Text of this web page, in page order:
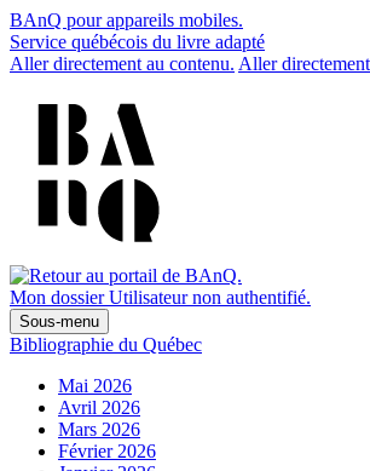
BAnQ pour appareils mobiles.
Service québécois du livre adapté
Aller directement au contenu. Aller
Mon dossier Utilisateur non authentifié.
Sous-menu
Bibliographie du Québec
Mai 2026
Avril 2026
Mars 2026
Février 2026